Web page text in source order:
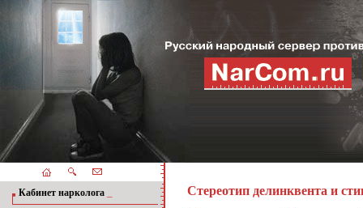
Кабинет нарколога Стереотип делинквента и